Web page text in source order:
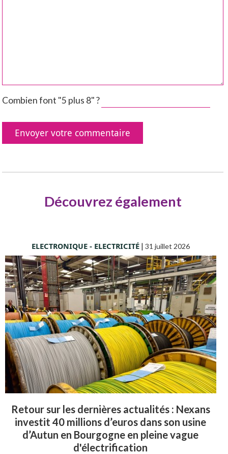
Combien font "5 plus 8" ?
Découvrez également
ELECTRONIQUE - ELECTRICITÉ| 31 juillet 2026
Retour sur les dernières actualités : Nexans
investit 40 millions d’euros dans son usine
d’Autun en Bourgogne en pleine vague
d'électrification